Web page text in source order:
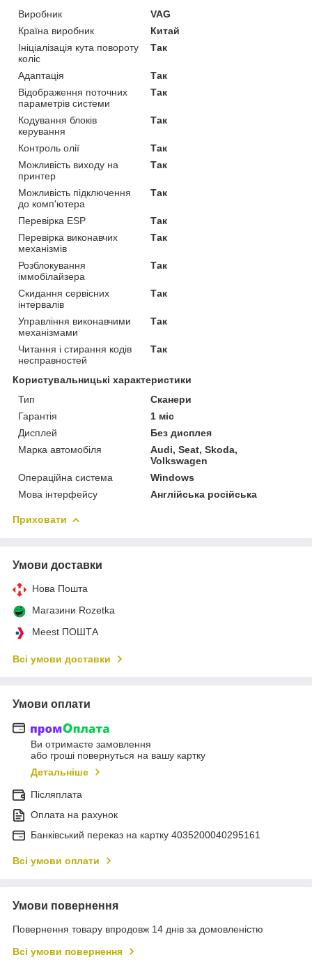
Виробник
VAG
Країна виробник
Китай
Ініціалізація кута повороту
коліс
Так
Адаптація
Так
Відображення поточних
параметрів системи
Так
Кодування блоків
керування
Так
Контроль олії
Так
Можливість виходу на
принтер
Так
Можливість підключення
до комп'ютера
Так
Перевірка ESP
Так
Перевірка виконавчих
механізмів
Так
Розблокування
іммобілайзера
Так
Скидання сервісних
інтервалів
Так
Управління виконавчими
механізмами
Так
Читання і стирання кодів
несправностей
Так
Користувальницькі характеристики
Тип
Сканери
Гарантія
1 міс
Дисплей
Без дисплея
Марка автомобіля
Audi, Seat, Skoda,
Volkswagen
Операційна система
Windows
Мова інтерфейсу
Англійська російська
Приховати
Умови доставки
Нова Пошта
Магазини Rozetka
Meest ПОШТА
Всі умови доставки
Умови оплати
Ви отримаєте замовлення
або гроші повернуться на вашу картку
Детальніше
Післяплата
Оплата на рахунок
Банківський переказ на картку 4035200040295161
Всі умови оплати
Умови повернення
Повернення товару впродовж 14 днів за домовленістю
Всі умови повернення